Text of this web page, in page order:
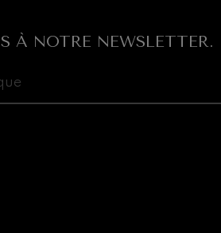
À NOTRE NEWSLETTER.